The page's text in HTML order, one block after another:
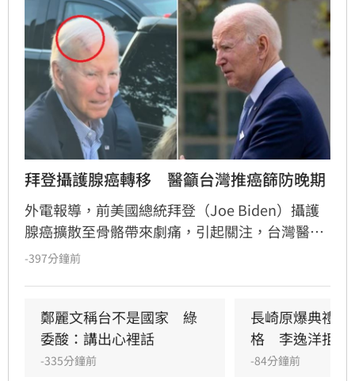
拜登攝護腺癌轉移　醫籲台灣推癌篩防晚期
外電報導，前美國總統拜登（Joe Biden）攝護
腺癌擴散至骨骼帶來劇痛，引起關注，台灣醫界
指出，美國執行攝護腺癌篩，晚期發現僅佔3%
-397分鐘前
鄭麗文稱台不是國家　綠
委酸：講出心裡話
-335分鐘前
長崎原爆典禮
格　李逸洋拒出
-84分鐘前